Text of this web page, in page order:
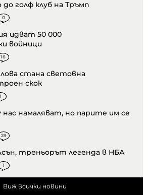
голф клуб на Тръмп
0
идват 50 000
войници
16
стана световна
скок
1
намаляват, но парите им се
29
треньорът легенда в НБА
1
Виж всички новини